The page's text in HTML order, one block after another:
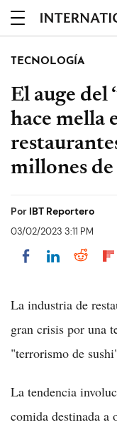
TECNOLOGÍA
El auge del
hace mella
millones de
Por IBT Reportero
03/02/2023 3:11 PM
Share onShare
La industria de
gran crisis por una
"terrorismo de
La tendencia
comida destinada a